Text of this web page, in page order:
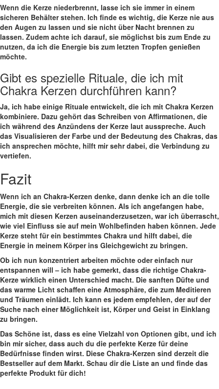
Wenn die Kerze niederbrennt,‍ lasse ich sie immer⁢ in einem
sicheren⁣ Behälter stehen. ⁢Ich finde es wichtig, die Kerze nie aus
den Augen zu lassen und ‍sie⁢ nicht über Nacht brennen zu
lassen. Zudem achte ich darauf, sie möglichst bis zum Ende zu
nutzen, da ich die Energie bis⁤ zum ‌letzten Tropfen genießen
möchte.
Gibt es spezielle Rituale, die ich mit
Chakra Kerzen durchführen kann?
Ja, ich habe einige Rituale entwickelt, die ich ⁣mit Chakra Kerzen
⁣kombiniere. Dazu gehört das ⁣Schreiben von‌ Affirmationen, die‍
ich während des Anzündens der ⁣Kerze laut ausspreche. Auch
das Visualisieren der Farbe⁤ und der Bedeutung des Chakras, das
ich ansprechen möchte, hilft mir sehr dabei, die Verbindung zu​
vertiefen.
Fazit
Wenn ich an Chakra-Kerzen denke, dann denke ich an die ⁣tolle⁤
Energie, die sie verbreiten können. Als​ ich angefangen habe,
mich mit diesen Kerzen‌ auseinanderzusetzen,​ war ich überrascht,
wie viel Einfluss sie auf mein Wohlbefinden haben können. Jede ​
Kerze steht für‌ ein bestimmtes Chakra und hilft dabei, die
Energie ‌in meinem Körper ins ‌Gleichgewicht zu bringen.
Ob ich nun konzentriert arbeiten möchte oder einfach⁤ nur‍
entspannen will – ⁣ich habe gemerkt, dass die richtige Chakra-
Kerze wirklich einen Unterschied macht. Die sanften ‌Düfte⁤ und
das warme Licht‍ schaffen eine Atmosphäre, die zum Meditieren
und Träumen einlädt.‌ Ich kann es jedem empfehlen,⁣ der auf der
Suche nach einer Möglichkeit ist, Körper und Geist in⁣ Einklang
zu bringen.
Das Schöne ist, dass es‍ eine Vielzahl von Optionen ​gibt, und ich
bin mir sicher, dass auch du⁤ die perfekte Kerze für deine
Bedürfnisse finden wirst. Diese⁣ Chakra-Kerzen sind derzeit die
Bestseller auf dem Markt. Schau dir ⁣die Liste‍ an und finde das
perfekte Produkt für dich!